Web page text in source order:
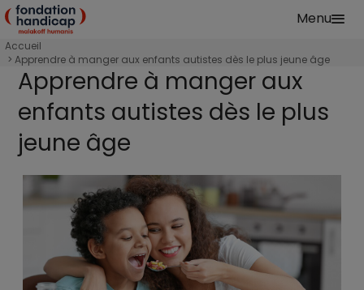
Aller au contenu principal
Fondation Handicap Malakoff Humanis
Menu
Accueil
Apprendre à manger aux enfants autistes dès le plus jeune âge
Apprendre à manger aux
enfants autistes dès le plus
jeune âge